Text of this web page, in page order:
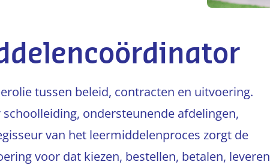
tussen beleid, contracten en uitvoering.
ondersteunende afdelingen,
van het leermiddelenproces zorgt de
voor dat kiezen, bestellen, betalen, leveren